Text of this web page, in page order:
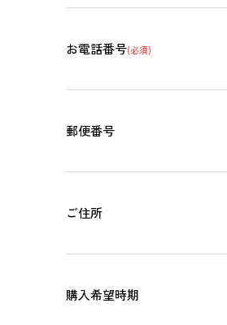
お電話番号(必須)
郵便番号
ご住所
購入希望時期